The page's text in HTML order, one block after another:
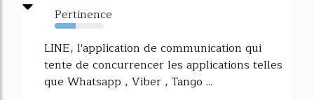
Pertinence
43%
LINE, l'application de communication qui
tente de concurrencer les applications telles
que Whatsapp , Viber , Tango ...